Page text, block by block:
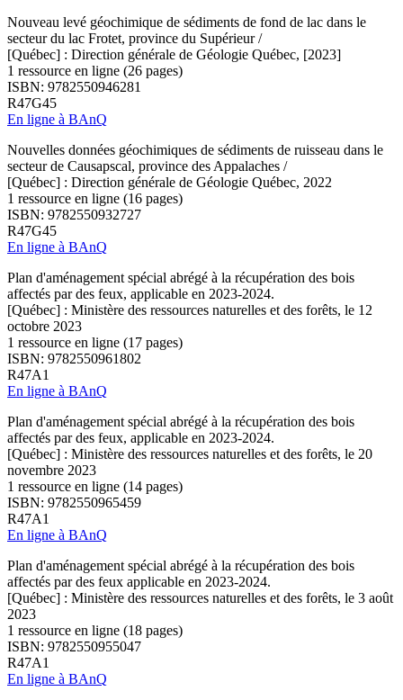
Nouveau levé géochimique de sédiments de fond de lac dans le
secteur du lac Frotet, province du Supérieur /
[Québec] : Direction générale de Géologie Québec, [2023]
1 ressource en ligne (26 pages)
ISBN: 9782550946281
R47G45
En ligne à BAnQ
Nouvelles données géochimiques de sédiments de ruisseau dans le
secteur de Causapscal, province des Appalaches /
[Québec] : Direction générale de Géologie Québec, 2022
1 ressource en ligne (16 pages)
ISBN: 9782550932727
R47G45
En ligne à BAnQ
Plan d'aménagement spécial abrégé à la récupération des bois
affectés par des feux, applicable en 2023-2024.
[Québec] : Ministère des ressources naturelles et des forêts, le 12
octobre 2023
1 ressource en ligne (17 pages)
ISBN: 9782550961802
R47A1
En ligne à BAnQ
Plan d'aménagement spécial abrégé à la récupération des bois
affectés par des feux, applicable en 2023-2024.
[Québec] : Ministère des ressources naturelles et des forêts, le 20
novembre 2023
1 ressource en ligne (14 pages)
ISBN: 9782550965459
R47A1
En ligne à BAnQ
Plan d'aménagement spécial abrégé à la récupération des bois
affectés par des feux applicable en 2023-2024.
[Québec] : Ministère des ressources naturelles et des forêts, le 3 août
2023
1 ressource en ligne (18 pages)
ISBN: 9782550955047
R47A1
En ligne à BAnQ